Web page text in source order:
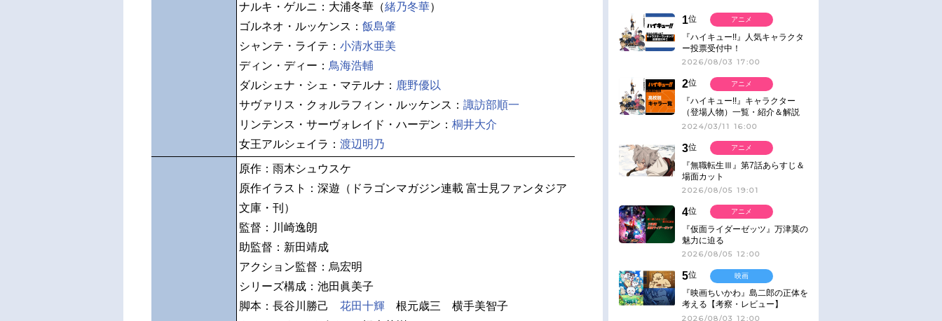
ナルキ・ゲルニ：大浦冬華（緒乃冬華）
ゴルネオ・ルッケンス： 飯島肇
シャンテ・ライテ： 小清水亜美
ディン・ディー： 鳥海浩輔
ダルシェナ・シェ・マテルナ： 鹿野優以
サヴァリス・クォルラフィン・ルッケンス： 諏訪部順一
リンテンス・サーヴォレイド・ハーデン： 桐井大介
女王アルシェイラ： 渡辺明乃
原作：雨木シュウスケ
原作イラスト：深遊（ドラゴンマガジン連載 富士見ファンタジア
文庫・刊）
監督：川崎逸朗
助監督：新田靖成
アクション監督：烏宏明
シリーズ構成：池田眞美子
脚本：長谷川勝己 花田十輝 根元歳三 横手美智子
1位
『ハイキュー!!』人気キャラクタ
ー投票受付中！
2026/08/03 17:00
アニメ
2位
『ハイキュー!!』キャラクター
（登場人物）一覧・紹介＆解説
2024/03/11 16:00
アニメ
3位
『無職転生Ⅲ』第7話あらすじ＆
場面カット
2026/08/05 19:01
アニメ
4位
『仮面ライダーゼッツ』万津莫の
魅力に迫る
2026/08/05 12:00
アニメ
5位
『映画ちいかわ』島二郎の正体を
考える【考察・レビュー】
2026/08/03 12:00
映画